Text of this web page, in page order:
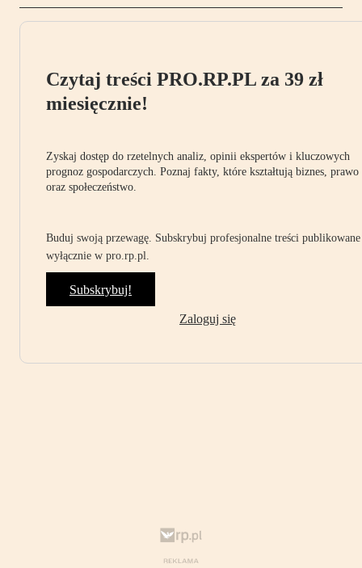
Czytaj treści PRO.RP.PL za 39 zł
miesięcznie!
Zyskaj dostęp do rzetelnych analiz, opinii ekspertów i kluczowych
prognoz gospodarczych. Poznaj fakty, które kształtują biznes, prawo
oraz społeczeństwo.
Buduj swoją przewagę. Subskrybuj profesjonalne treści publikowane
wyłącznie w pro.rp.pl.
Subskrybuj!
Zaloguj się